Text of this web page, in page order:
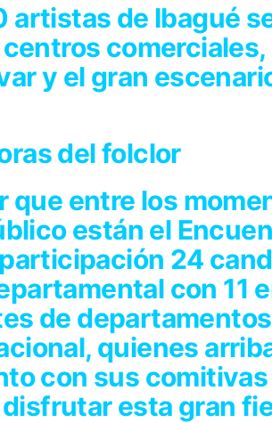
artistas de Ibagué
comerciales,
y el gran
del folclor
que entre los
están el
24
con 11
de
quienes
con sus
esta gran